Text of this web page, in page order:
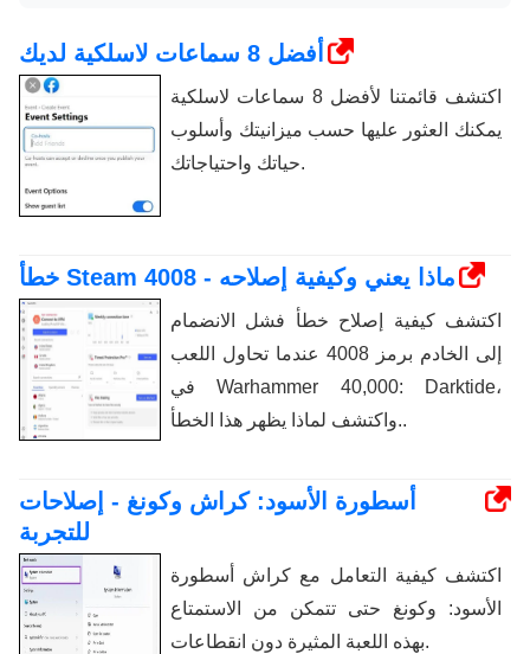
أفضل 8 سماعات لاسلكية لديك
اكتشف قائمتنا لأفضل 8 سماعات لاسلكية
يمكنك العثور عليها حسب ميزانيتك وأسلوب
حياتك واحتياجاتك.
خطأ Steam 4008 - ماذا يعني وكيفية إصلاحه
اكتشف كيفية إصلاح خطأ فشل الانضمام
إلى الخادم برمز 4008 عندما تحاول اللعب
في Warhammer 40,000: Darktide،
واكتشف لماذا يظهر هذا الخطأ..
أسطورة الأسود: كراش وكونغ - إصلاحات
للتجربة
اكتشف كيفية التعامل مع كراش أسطورة
الأسود: وكونغ حتى تتمكن من الاستمتاع
بهذه اللعبة المثيرة دون انقطاعات.